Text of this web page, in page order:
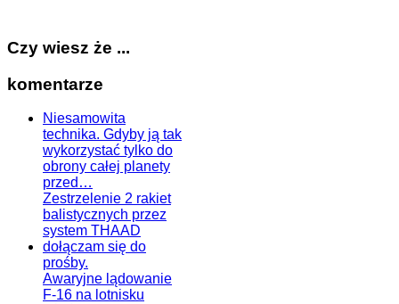
Czy wiesz że ...
komentarze
Niesamowita
technika. Gdyby ją tak
wykorzystać tylko do
obrony całej planety
przed…
Zestrzelenie 2 rakiet
balistycznych przez
system THAAD
dołączam się do
prośby.
Awaryjne lądowanie
F-16 na lotnisku